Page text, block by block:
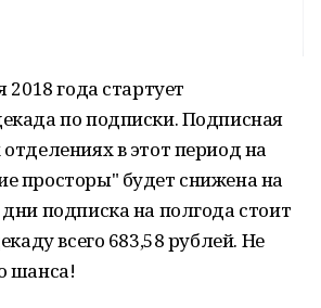
2018 года стартует
по подписки. Подписная
в этот период на
просторы" будет снижена на
подписка на полгода стоит
всего 683,58 рублей. Не
шанса!